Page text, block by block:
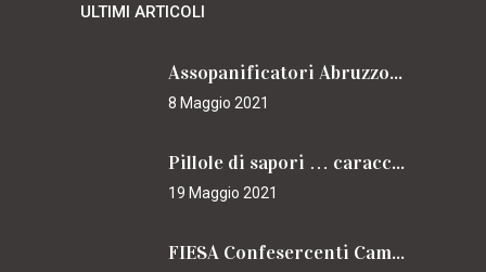
ULTIMI ARTICOLI
Assopanificatori Abruzzo e Molise insieme per il Cammino
8 Maggio 2021
Pillole di sapori … caracciolini
19 Maggio 2021
FIESA Confesercenti Campania per il Cammino